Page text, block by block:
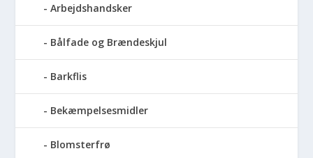
Arbejdshandsker
Bålfade og Brændeskjul
Barkflis
Bekæmpelsesmidler
Blomsterfrø